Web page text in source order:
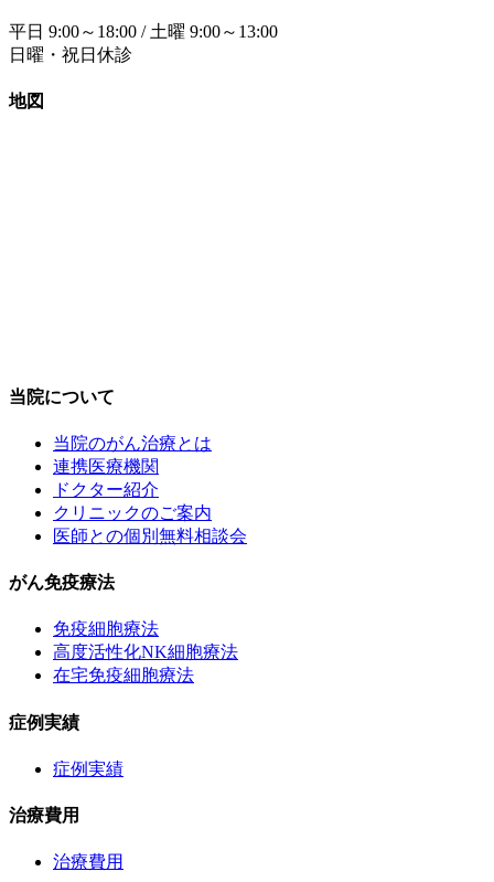
平日 9:00～18:00 / 土曜 9:00～13:00
日曜・祝日休診
地図
当院について
当院のがん治療とは
連携医療機関
ドクター紹介
クリニックのご案内
医師との個別無料相談会
がん免疫療法
免疫細胞療法
高度活性化NK細胞療法
在宅免疫細胞療法
症例実績
症例実績
治療費用
治療費用